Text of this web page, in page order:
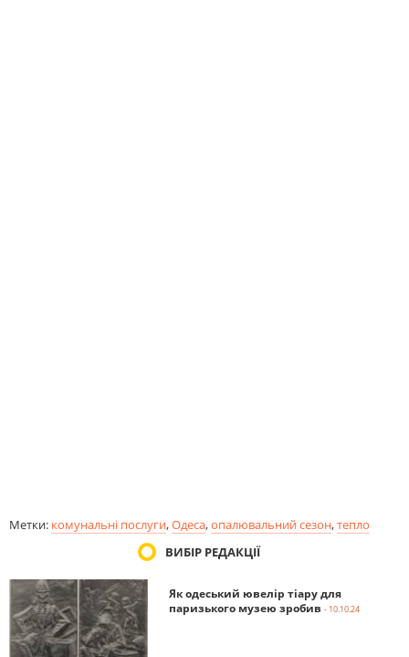
Метки: комунальні послуги,Одеса,опалювальний сезон,тепло
ВИБІР РЕДАКЦІЇ
Як одеський ювелір тіару для
паризького музею зробив - 10.10.24